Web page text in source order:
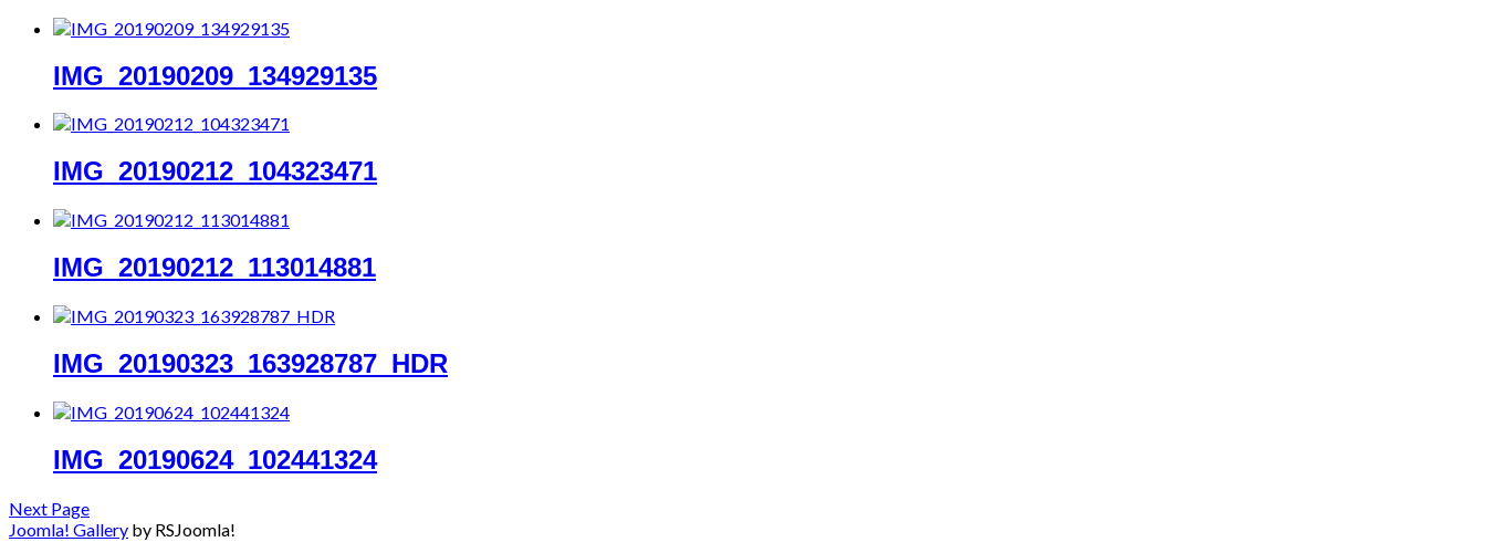
IMG_20190209_134929135
IMG_20190212_104323471
IMG_20190212_113014881
IMG_20190323_163928787_HDR
IMG_20190624_102441324
Next Page
Joomla! Gallery by RSJoomla!